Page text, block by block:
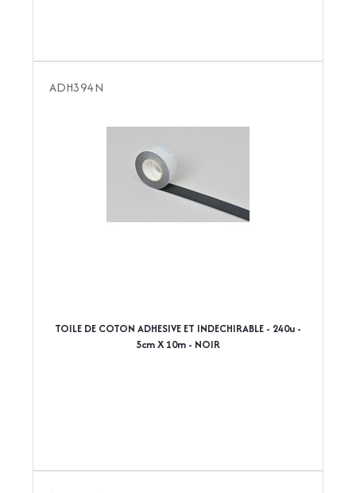
ADH394N
TOILE DE COTON ADHESIVE ET INDECHIRABLE - 240u -
5cm X 10m - NOIR